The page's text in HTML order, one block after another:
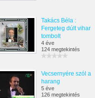
Takács Béla :
Fergeteg dúlt vihar
tombolt
4 éve
124 megtekintés
Vecsernyére szól a
harang
5 éve
126 megtekintés